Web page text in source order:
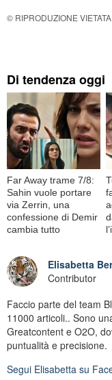
© RIPRODUZIONE VIETATA
Di tendenza oggi
Far Away trame 7/8:
Sahin vuole portare
via Zerrin, una
confessione di Demir
cambia tutto
Elisabetta
Contributor
Faccio parte del team
11000 articoli.. Sono
Greatcontent e O2O,
puntualità e precisione.
Segui Elisabetta su